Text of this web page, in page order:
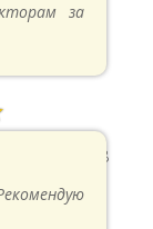
за
в 15:48